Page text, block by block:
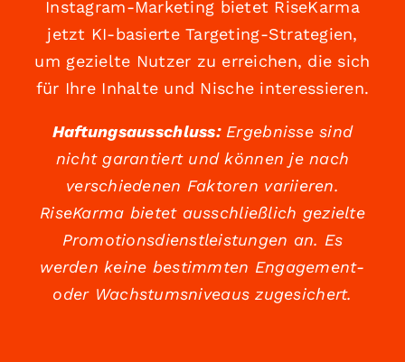
Instagram-Marketing bietet RiseKarma
jetzt KI-basierte Targeting-Strategien,
um gezielte Nutzer zu erreichen, die sich
für Ihre Inhalte und Nische interessieren.
Haftungsausschluss:Ergebnisse sind
nicht garantiert und können je nach
verschiedenen Faktoren variieren.
RiseKarma bietet ausschließlich gezielte
Promotionsdienstleistungen an. Es
werden keine bestimmten Engagement-
oder Wachstumsniveaus zugesichert.